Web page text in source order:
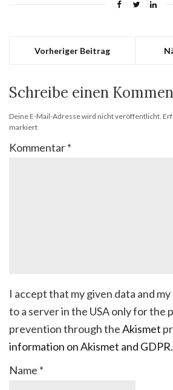
Vorheriger Beitrag
Schreibe einen
Deine E-Mail-Adresse wird nicht veröffentlicht.
markiert
Kommentar*
I accept that my given data and
to a server in the USA only for the
prevention through theAkismet
information on Akismet and GDPR.
Name *